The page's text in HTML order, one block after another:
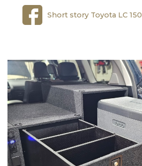
Short story Toyota LC 150